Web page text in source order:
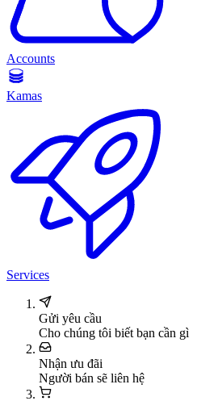
Accounts
Kamas
Services
Gửi yêu cầu
Cho chúng tôi biết bạn cần gì
Nhận ưu đãi
Người bán sẽ liên hệ